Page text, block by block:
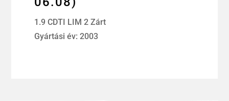
1.9 CDTI LIM 2 Zárt
Gyártási év: 2003